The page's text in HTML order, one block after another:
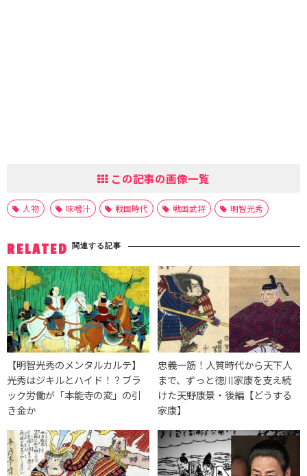
この記事の画像一覧
人物 味噌汁 戦国時代 戦国武将 明智光秀
RELATED 関連する記事
【明智光秀のメンタルカルテ】
光秀はジキルとハイド！？ブラ
ック労働が「本能寺の変」の引
き金か
忠義一筋！人質時代から天下人
まで、ずっと徳川家康を支え続
けた天野康景・後編【どうする
家康】